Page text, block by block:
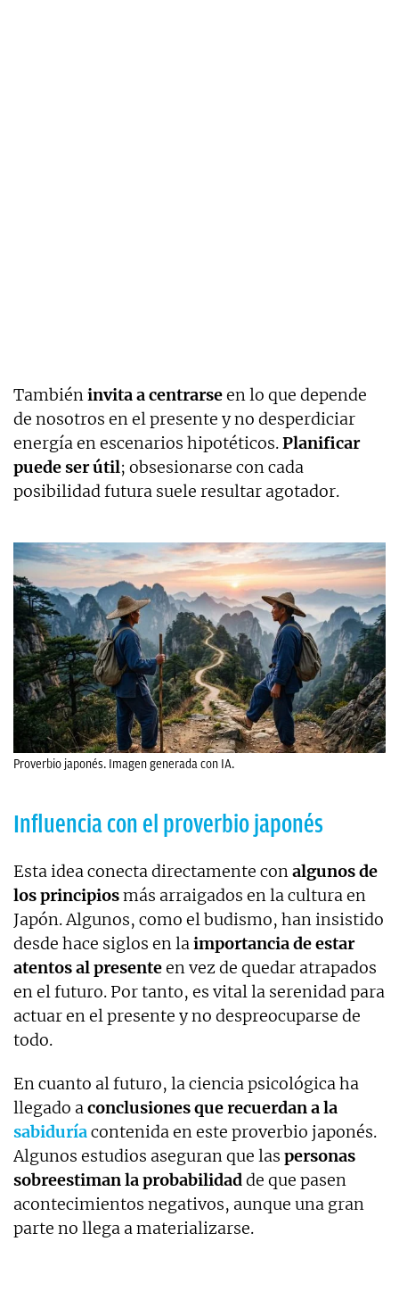
Tambiéninvita a centrarseen lo que depende
de nosotros en el presente y no desperdiciar
energía en escenarios hipotéticos.Planificar
puede ser útil; obsesionarse con cada
posibilidad futura suele resultar agotador.
Proverbio japonés. Imagen generada con IA.
Influencia con el proverbio japonés
Esta idea conecta directamente conalgunos de
los principiosmás arraigados en la cultura en
Japón. Algunos, como el budismo, han insistido
desde hace siglos en laimportancia de estar
atentos al presenteen vez de quedar atrapados
en el futuro. Por tanto, es vital la serenidad para
actuar en el presente y no despreocuparse de
todo.
En cuanto al futuro, la ciencia psicológica ha
llegado aconclusiones que recuerdan a la
sabiduríacontenida en este proverbio japonés.
Algunos estudios aseguran que las personas
sobreestiman la probabilidadde que pasen
acontecimientos negativos, aunque una gran
parte no llega a materializarse.